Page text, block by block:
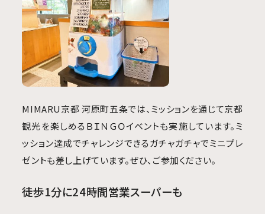
MIMARU京都 河原町五条では、ミッションを通じて京都
観光を楽しめるＢＩＮＧＯイベントも実施しています。ミ
ッション達成でチャレンジできるガチャガチャでミニプレ
ゼントも差し上げています。ぜひ、ご参加ください。
徒歩1分に24時間営業スーパーも